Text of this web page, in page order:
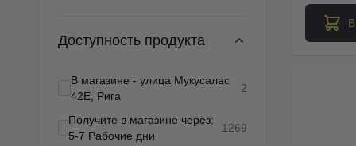
Доступность продукта
В магазине - улица Мукусалас
42E, Рига
2
Получите в магазине через:
5-7 Рабочие дни
1269